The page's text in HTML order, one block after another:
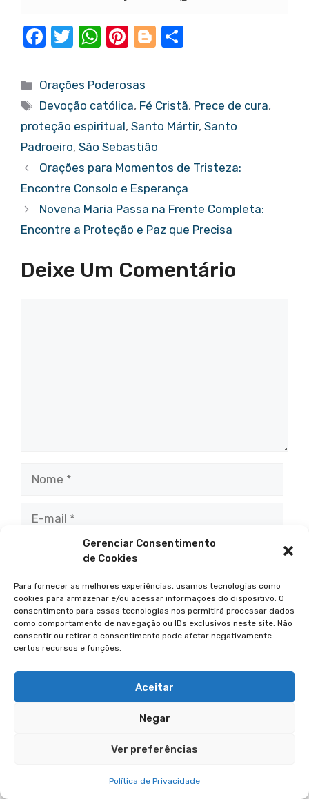
Gerenciar Consentimento
de Cookies
Para fornecer as melhores experiências, usamos tecnologias como
cookies para armazenar e/ou acessar informações do dispositivo. O
consentimento para essas tecnologias nos permitirá processar dados
como comportamento de navegação ou IDs exclusivos neste site. Não
consentir ou retirar o consentimento pode afetar negativamente
certos recursos e funções.
Aceitar
Negar
Ver preferências
Política de Privacidade
F
c
e
b
o
o
k
T
it
te
r
W
at
s
A
p
p
Pi
er
e
st
Bl
g
er
e
Categorias
Orações Poderosas
Tags
Devoção católica, Fé Cristã, Prece de cura,
proteção espiritual, Santo Mártir, Santo
Padroeiro, São Sebastião
Orações para Momentos de Tristeza:
Encontre Consolo e Esperança
Novena Maria Passa na Frente Completa:
Encontre a Proteção e Paz que Precisa
Deixe Um Comentário
mail
Salvar meus dados neste navegador para a
próxima vez que eu comentar.
ORAÇÕES PODEROSAS
NOVENA A São Jerônimo
Desemprego